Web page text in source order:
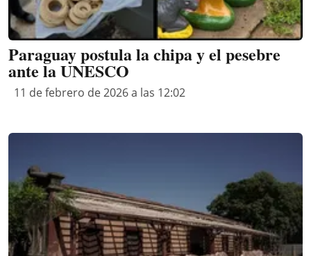
Paraguay postula la chipa y el pesebre
ante la UNESCO
11 de febrero de 2026 a las 12:02